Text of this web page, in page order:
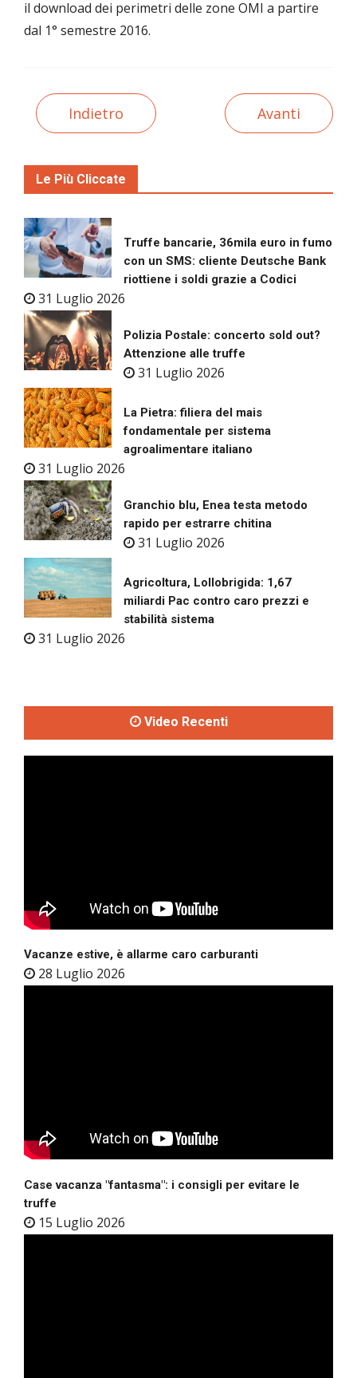
il download dei perimetri delle zone OMI a partire
dal 1° semestre 2016.
Indietro Avanti
Le Più Cliccate
Truffe bancarie, 36mila euro in fumo
con un SMS: cliente Deutsche Bank
riottiene i soldi grazie a Codici
31 Luglio 2026
Polizia Postale: concerto sold out?
Attenzione alle truffe
31 Luglio 2026
La Pietra: filiera del mais
fondamentale per sistema
agroalimentare italiano
31 Luglio 2026
Granchio blu, Enea testa metodo
rapido per estrarre chitina
31 Luglio 2026
Agricoltura, Lollobrigida: 1,67
miliardi Pac contro caro prezzi e
stabilità sistema
31 Luglio 2026
Video Recenti
Vacanze estive, è allarme caro carburanti
28 Luglio 2026
Case vacanza "fantasma": i consigli per evitare le
truffe
15 Luglio 2026